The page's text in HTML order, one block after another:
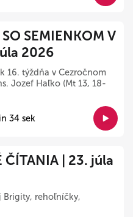
SEMIENKOM V
2026
16. týždňa v Cezročnom
Jozef Haľko (Mt 13, 18-
34 sek
ČÍTANIA | 23. júla
Brigity, rehoľníčky,